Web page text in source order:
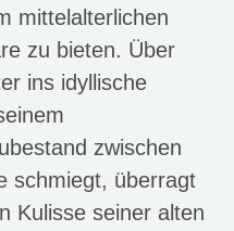
mittelalterlichen
zu bieten. Über
ins idyllische
zwischen
schmiegt, überragt
Kulisse seiner alten